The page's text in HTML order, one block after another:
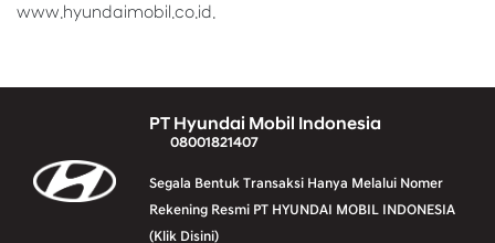
www.hyundaimobil.co.id.
PT Hyundai Mobil Indonesia
08001821407
Segala Bentuk Transaksi Hanya Melalui Nomer
Rekening Resmi PT HYUNDAI MOBIL INDONESIA
(Klik Disini)